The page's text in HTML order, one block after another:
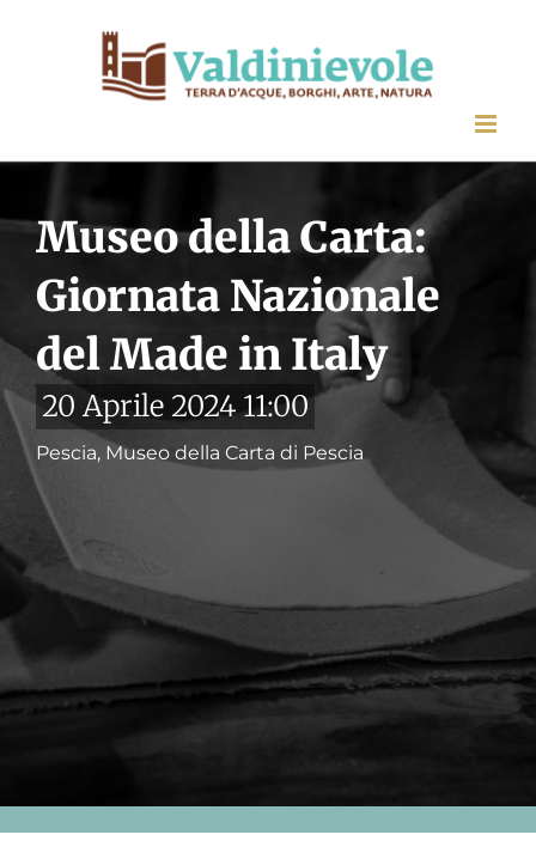
Museo della Carta:
Giornata Nazionale
del Made in Italy
20 Aprile 2024 11:00
Pescia, Museo della Carta di Pescia